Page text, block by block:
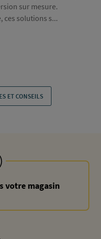
sur mesure.
ces solutions s...
ET CONSEILS
votre magasin